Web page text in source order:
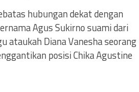
hubungan dekat dengan
Agus Sukirno suami dari
ataukah Diana Vanesha seorang
posisi Chika Agustine